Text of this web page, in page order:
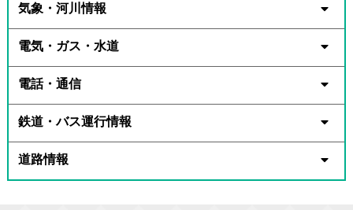
気象・河川情報
電気・ガス・水道
電話・通信
鉄道・バス運行情報
道路情報